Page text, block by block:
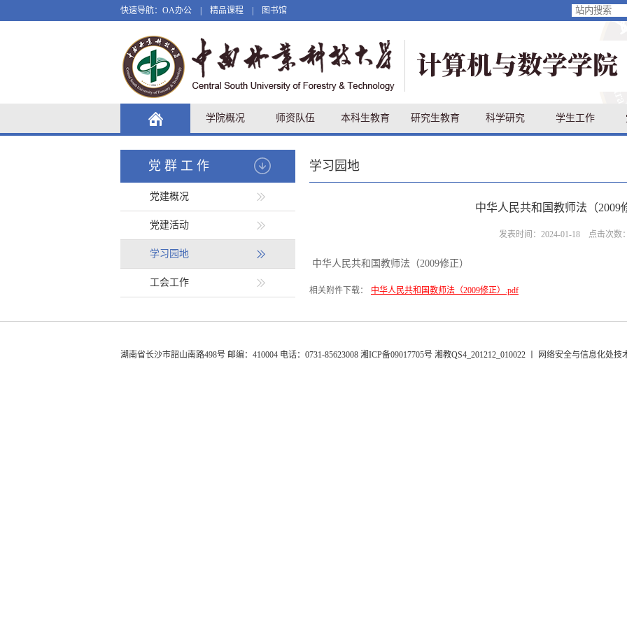
快速导航： OA办公 精品课程 图书馆
学院概况 师资队伍 本科生教育 研究生教育 科学研究 学生工作
党群工作
党建概况
党建活动
学习园地
工会工作
学习园地
中华人民共和国教师法（2009
发表时间：2024-01-18 点击次数
中华人民共和国教师法（2009修正）
相关附件下载： 中华人民共和国教师法（2009修正）.pdf
湖南省长沙市韶山南路498号 邮编：410004 电话：0731-85623008 湘ICP备09017705号 湘教QS4_201212_010022 丨 网络安全与信息化处技